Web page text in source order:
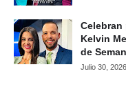
Celebran
Kelvin
de
Julio 30, 2026